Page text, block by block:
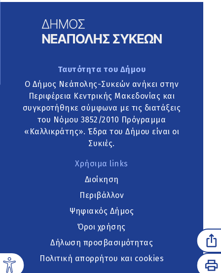
Ταυτότητα του Δήμου
Ο Δήμος Νεάπολης-Συκεών ανήκει στην
Περιφέρεια Κεντρικής Μακεδονίας και
συγκροτήθηκε σύμφωνα με τις διατάξεις
του Νόμου 3852/2010 Πρόγραμμα
«Καλλικράτης». Έδρα του Δήμου είναι οι
Συκιές.
Χρήσιμα links
Διοίκηση
Περιβάλλον
Ψηφιακός Δήμος
Όροι χρήσης
Δήλωση προσβασιμότητας
Πολιτική απορρήτου και cookies